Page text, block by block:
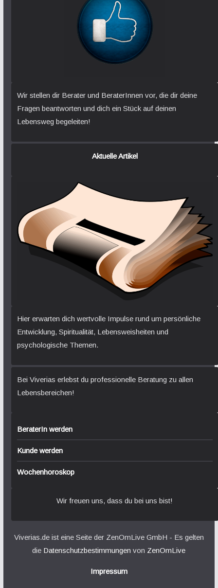
Wir stellen dir Berater und BeraterInnen vor, die dir deine
Fragen beantworten und dich ein Stück auf deinen
Lebensweg begeleiten!
Aktuelle Artikel
Hier erwarten dich wertvolle Impulse rund um persönliche
Entwicklung, Spiritualität, Lebensweisheiten und
psychologische Themen.
Bei Viverias erlebst du professionelle Beratung zu allen
Lebensbereichen!
BeraterIn werden
Kunde werden
Wochenhoroskop
Wir freuen uns, dass du bei uns bist!
Viverias.de ist eine Seite der ZenOmLive GmbH - Es gelten
die Datenschutzbestimmungen von ZenOmLive
Impressum